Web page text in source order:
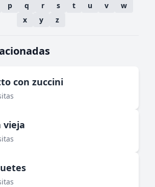
p q r s t u v
w
x
y z
con zuccini
vieja